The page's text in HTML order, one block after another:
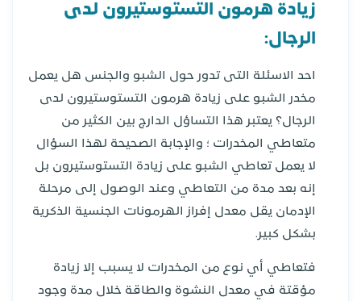
زيادة هرمون التستوستيرون لدى
الرجال:
احد الاسئلة التى تدور حول الشبو والجنس هل يعمل
مخدر الشبو على زيادة هرمون التستوستيرون لدى
الرجال؟ يعتبر هذا التساؤل الدارج بين الكثير من
متعاطي المخدرات ؛ والإجابة الصحيحة لهذا السؤال
لا يعمل تعاطي الشبو على زيادة التستوستيرون بل
إنه بعد مدة من التعاطي وعند الوصول إلى مرحلة
الإدمان يقل معدل إفراز الهرمونات الجنسية الذكرية
بشكل كبير.
فتعاطي أي نوع من المخدرات لا يسبب إلا زيادة
مؤقتة في معدل النشوة والطاقة خلال مدة وجود